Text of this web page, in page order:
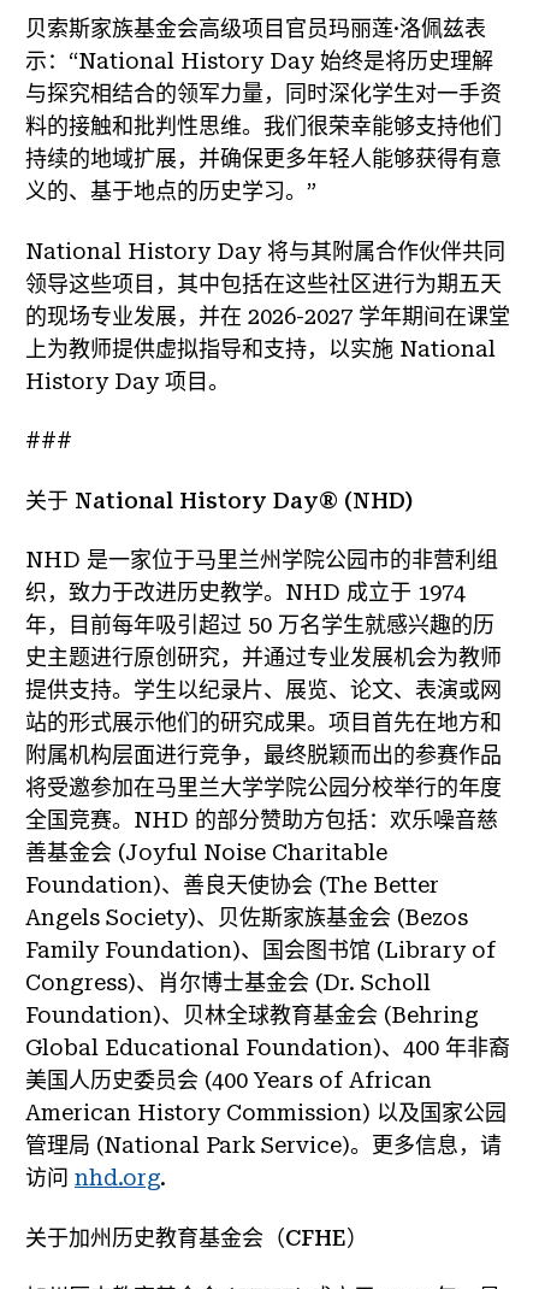
贝索斯家族基金会高级项目官员玛丽莲·洛佩兹表
示：“National History Day 始终是将历史理解
与探究相结合的领军力量，同时深化学生对一手资
料的接触和批判性思维。我们很荣幸能够支持他们
持续的地域扩展，并确保更多年轻人能够获得有意
义的、基于地点的历史学习。”
National History Day 将与其附属合作伙伴共同
领导这些项目，其中包括在这些社区进行为期五天
的现场专业发展，并在 2026-2027 学年期间在课堂
上为教师提供虚拟指导和支持，以实施 National
History Day 项目。
###
关于 National History Day® (NHD)
NHD 是一家位于马里兰州学院公园市的非营利组
织，致力于改进历史教学。NHD 成立于 1974
年，目前每年吸引超过 50 万名学生就感兴趣的历
史主题进行原创研究，并通过专业发展机会为教师
提供支持。学生以纪录片、展览、论文、表演或网
站的形式展示他们的研究成果。项目首先在地方和
附属机构层面进行竞争，最终脱颖而出的参赛作品
将受邀参加在马里兰大学学院公园分校举行的年度
全国竞赛。NHD 的部分赞助方包括：欢乐噪音慈
善基金会 (Joyful Noise Charitable
Foundation)、善良天使协会 (The Better
Angels Society)、贝佐斯家族基金会 (Bezos
Family Foundation)、国会图书馆 (Library of
Congress)、肖尔博士基金会 (Dr. Scholl
Foundation)、贝林全球教育基金会 (Behring
Global Educational Foundation)、400 年非裔
美国人历史委员会 (400 Years of African
American History Commission) 以及国家公园
管理局 (National Park Service)。更多信息，请
访问 nhd.org.
关于加州历史教育基金会（CFHE）